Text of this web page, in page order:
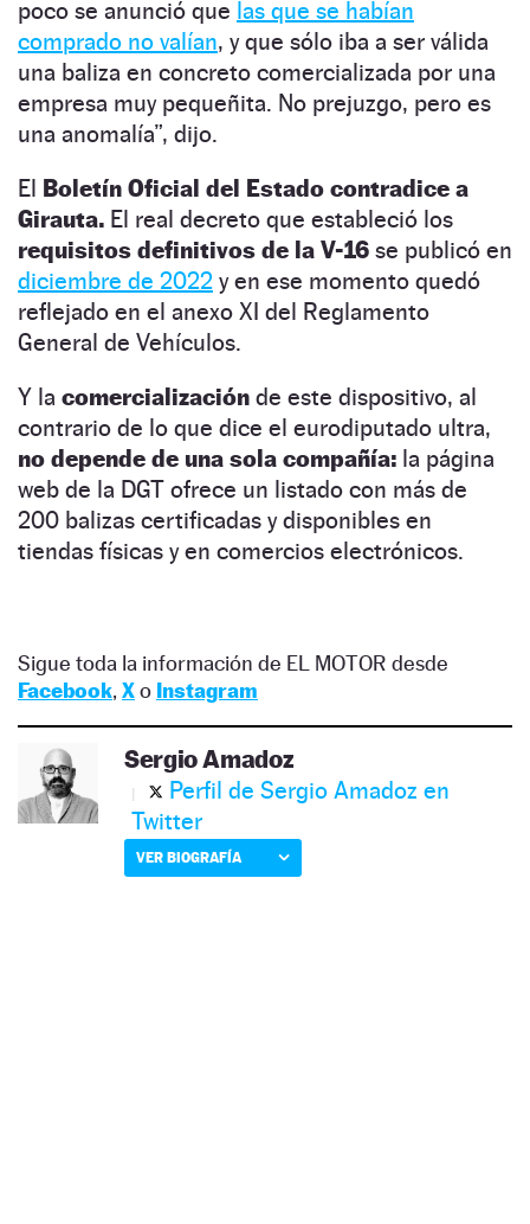
poco se anunció que las que se habían
comprado no valían, y que sólo iba a ser válida
una baliza en concreto comercializada por una
empresa muy pequeñita. No prejuzgo, pero es
una anomalía”, dijo.
El Boletín Oficial del Estado contradice a
Girauta. El real decreto que estableció los
requisitos definitivos de la V-16 se publicó en
diciembre de 2022 y en ese momento quedó
reflejado en el anexo XI del Reglamento
General de Vehículos.
Y la comercialización de este dispositivo, al
contrario de lo que dice el eurodiputado ultra,
no depende de una sola compañía: la página
web de la DGT ofrece un listado con más de
200 balizas certificadas y disponibles en
tiendas físicas y en comercios electrónicos.
Sigue toda la información de EL MOTOR desde
Facebook, Xo Instagram
Sergio Amadoz
Perfil de Sergio Amadoz en
Twitter
VER BIOGRAFÍA